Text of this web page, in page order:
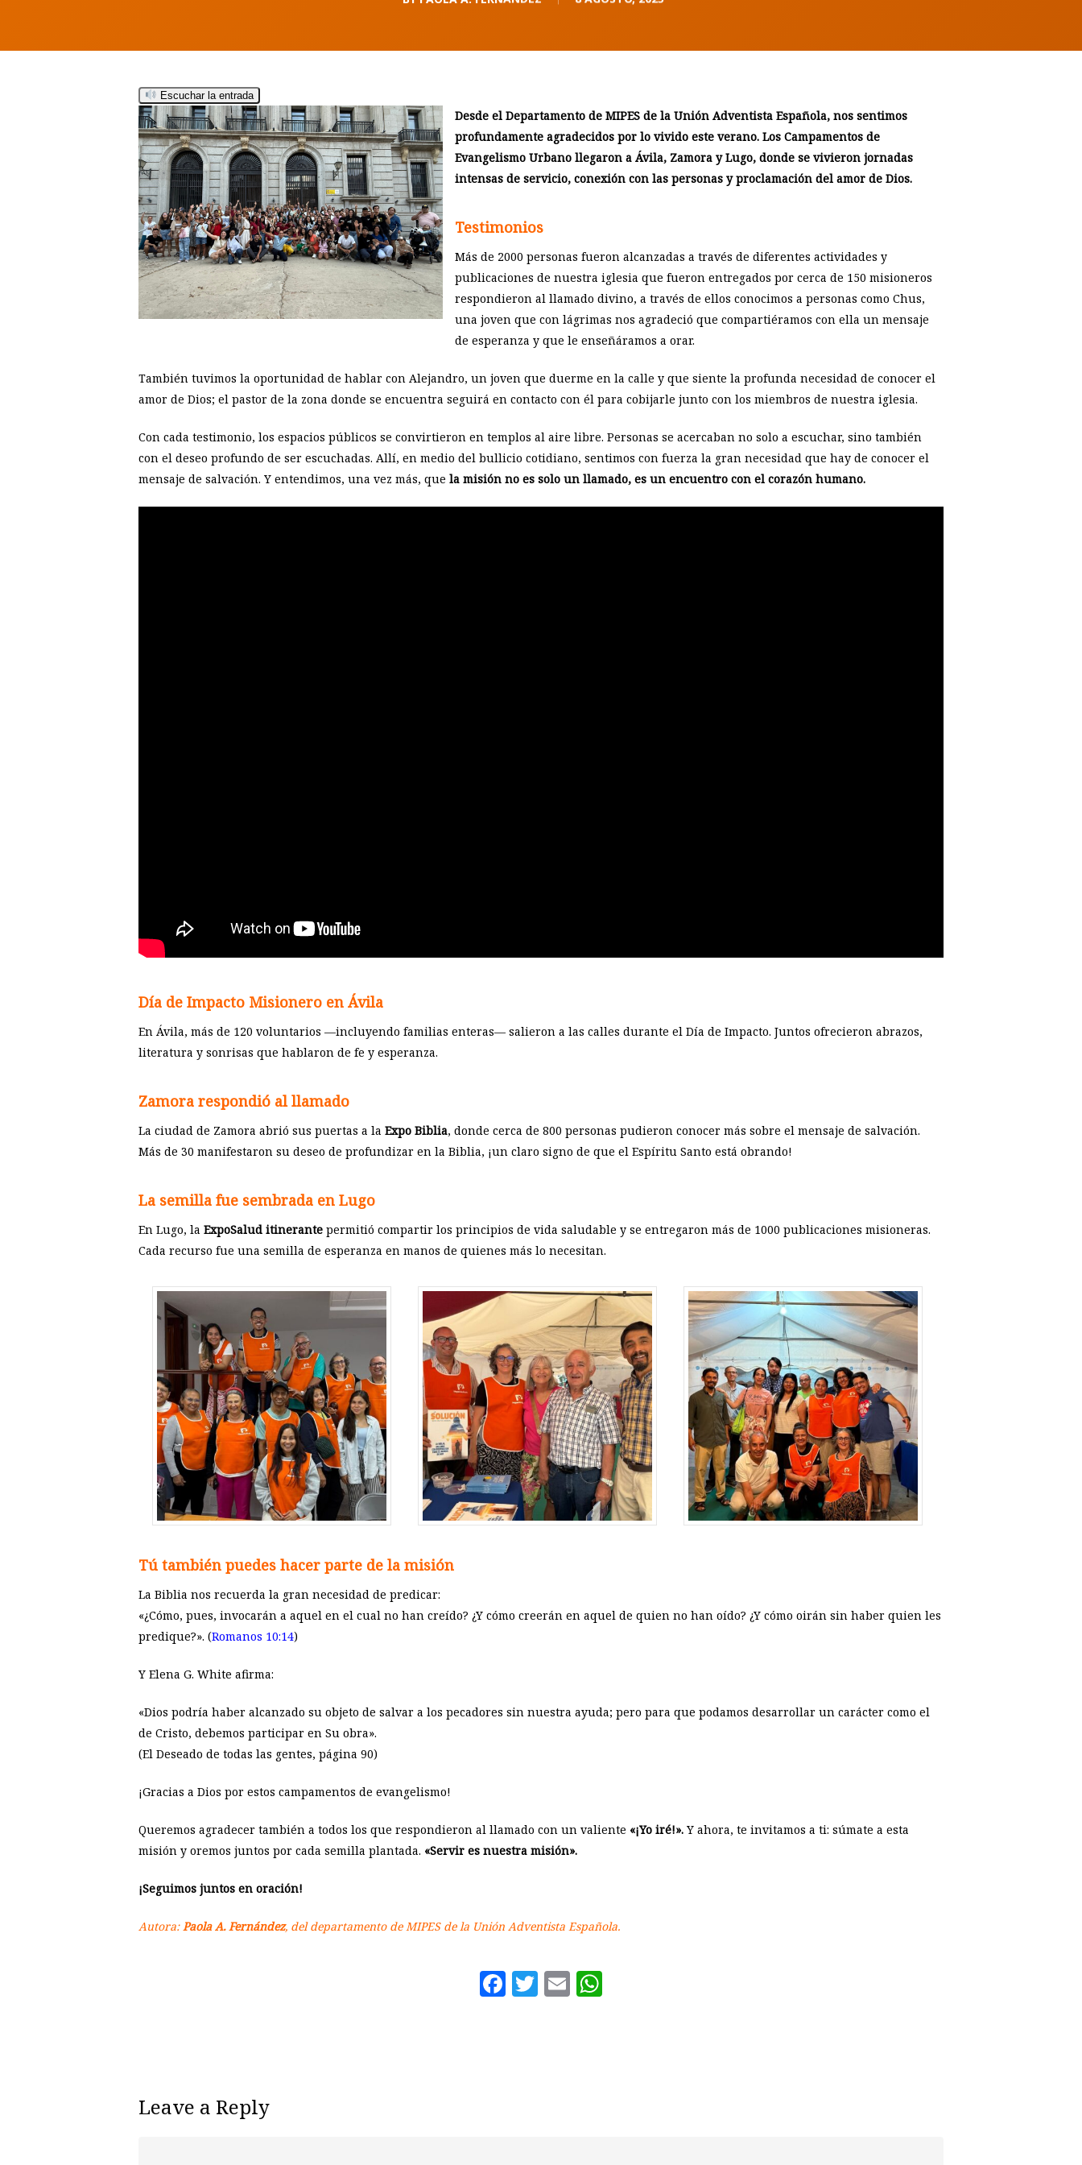
Hit enter to search or ESC to close
Escuchar la entrada
Desde el Departamento de MIPES de la Unión Adventista Española, nos sentimos
profundamente agradecidos por lo vivido este verano. Los Campamentos de
Evangelismo Urbano llegaron a Ávila, Zamora y Lugo, donde se vivieron jornadas
intensas de servicio, conexión con las personas y proclamación del amor de Dios.
Testimonios
Más de 2000 personas fueron alcanzadas a través de diferentes actividades y
publicaciones de nuestra iglesia que fueron entregados por cerca de 150 misioneros
respondieron al llamado divino, a través de ellos conocimos a personas como Chus,
una joven que con lágrimas nos agradeció que compartiéramos con ella un mensaje
de esperanza y que le enseñáramos a orar.
También tuvimos la oportunidad de hablar con Alejandro, un joven que duerme en la calle y que siente la profunda necesidad de conocer el
amor de Dios; el pastor de la zona donde se encuentra seguirá en contacto con él para cobijarle junto con los miembros de nuestra iglesia.
Con cada testimonio, los espacios públicos se convirtieron en templos al aire libre. Personas se acercaban no solo a escuchar, sino también
con el deseo profundo de ser escuchadas. Allí, en medio del bullicio cotidiano, sentimos con fuerza la gran necesidad que hay de conocer el
mensaje de salvación. Y entendimos, una vez más, que la misión no es solo un llamado, es un encuentro con el corazón humano.
Día de Impacto Misionero en Ávila
En Ávila, más de 120 voluntarios —incluyendo familias enteras— salieron a las calles durante el Día de Impacto. Juntos ofrecieron abrazos,
literatura y sonrisas que hablaron de fe y esperanza.
Zamora respondió al llamado
La ciudad de Zamora abrió sus puertas a la Expo Biblia, donde cerca de 800 personas pudieron conocer más sobre el mensaje de salvación.
Más de 30 manifestaron su deseo de profundizar en la Biblia, ¡un claro signo de que el Espíritu Santo está obrando!
La semilla fue sembrada en Lugo
En Lugo, la ExpoSalud itinerante permitió compartir los principios de vida saludable y se entregaron más de 1000 publicaciones misioneras.
Cada recurso fue una semilla de esperanza en manos de quienes más lo necesitan.
Tú también puedes hacer parte de la misión
La Biblia nos recuerda la gran necesidad de predicar:
«¿Cómo, pues, invocarán a aquel en el cual no han creído? ¿Y cómo creerán en aquel de quien no han oído? ¿Y cómo oirán sin haber quien les
predique?». (Romanos 10:14)
Y Elena G. White afirma:
«Dios podría haber alcanzado su objeto de salvar a los pecadores sin nuestra ayuda; pero para que podamos desarrollar un carácter como el
de Cristo, debemos participar en Su obra».
(El Deseado de todas las gentes, página 90)
¡Gracias a Dios por estos campamentos de evangelismo!
Queremos agradecer también a todos los que respondieron al llamado con un valiente «¡Yo iré!». Y ahora, te invitamos a ti: súmate a esta
misión y oremos juntos por cada semilla plantada. «Servir es nuestra misión».
¡Seguimos juntos en oración!
Autora:Paola A. Fernández, del departamento de MIPES de la Unión Adventista Española.
Facebook
Twitter
Email
Leave a Reply